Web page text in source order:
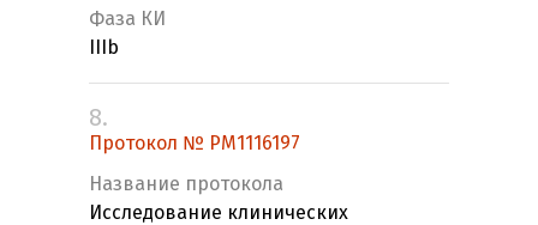
Фаза КИ
IIIb
8.
Протокол № PM1116197
Название протокола
Исследование клинических